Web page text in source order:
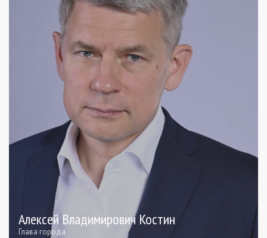
Алексей Владимирович Костин
Глава города